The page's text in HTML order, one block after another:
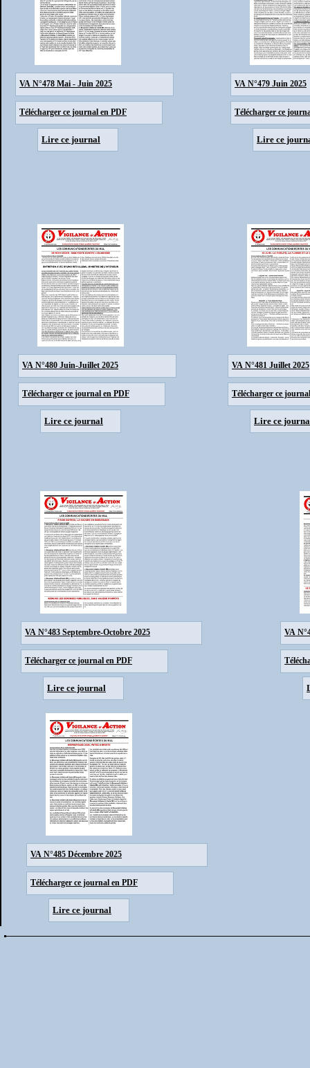
Lire ce journal
VA N°478 Mai - Juin 2025
Télécharger ce journal en PDF
Lire ce
VA N°479 Juin 2025
Télécharger ce
Lire ce journal
VA N°480 Juin-Juillet 2025
Télécharger ce journal en PDF
Lire ce
VA N°481 Juillet 2025
Télécharger ce
Lire ce journal
VA N°483 Septembre-Octobre 2025
Télécharger ce journal en PDF
VA
Lire ce journal
VA N°485 Décembre 2025
Télécharger ce journal en PDF